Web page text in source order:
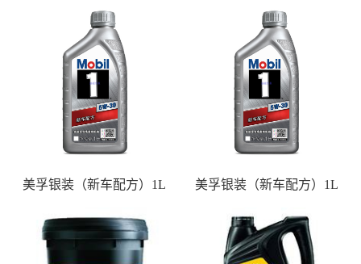
美孚银装（新车配方）1L 美孚银装（新车配方）1L